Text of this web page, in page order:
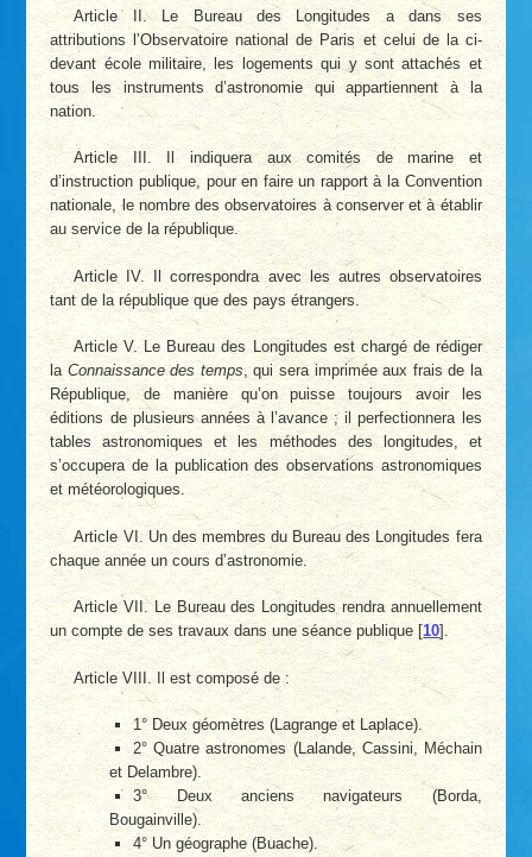
Article II. Le Bureau des Longitudes a dans ses
attributions l’Observatoire national de Paris et celui de la ci-
devant école militaire, les logements qui y sont attachés et
tous les instruments d’astronomie qui appartiennent à la
nation.
Article III. Il indiquera aux comités de marine et
d’instruction publique, pour en faire un rapport à la Convention
nationale, le nombre des observatoires à conserver et à établir
au service de la république.
Article IV. Il correspondra avec les autres observatoires
tant de la république que des pays étrangers.
Article V. Le Bureau des Longitudes est chargé de rédiger
la Connaissance des temps, qui sera imprimée aux frais de la
République, de manière qu’on puisse toujours avoir les
éditions de plusieurs années à l’avance ; il perfectionnera les
tables astronomiques et les méthodes des longitudes, et
s’occupera de la publication des observations astronomiques
et météorologiques.
Article VI. Un des membres du Bureau des Longitudes fera
chaque année un cours d’astronomie.
Article VII. Le Bureau des Longitudes rendra annuellement
un compte de ses travaux dans une séance publique [10].
Article VIII. Il est composé de :
1° Deux géomètres (Lagrange et Laplace).
2° Quatre astronomes (Lalande, Cassini, Méchain
et Delambre).
3° Deux anciens navigateurs (Borda,
Bougainville).
4° Un géographe (Buache).